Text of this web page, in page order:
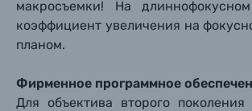
макросъемки! На
коэффициент увеличения на
планом.
Фирменное программное
Для объектива второго